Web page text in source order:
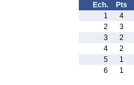
Ech. Pts
1
4
2
3
3
2
4
2
5
1
6
1